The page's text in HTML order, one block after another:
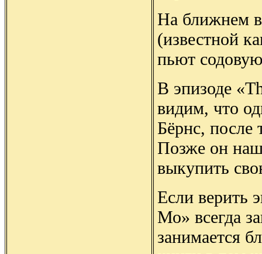
На ближнем
(известной
пьют
В эпизоде
видим, что
Бёрнс, после
Позже он
выкупить
Если верить
Мо» всегда
занимается